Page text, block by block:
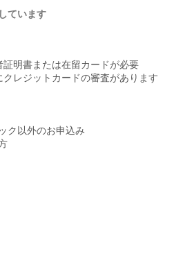
でVポイントが貯まる
お支払だけでなく、ローンの返済で
がたまります。
界のVisa加盟店と日本全国のVポイン
えてローンの返済にもご利用頂けま
ています
明書または在留カードが必要
レジットカードの審査があります
ク以外のお申込み